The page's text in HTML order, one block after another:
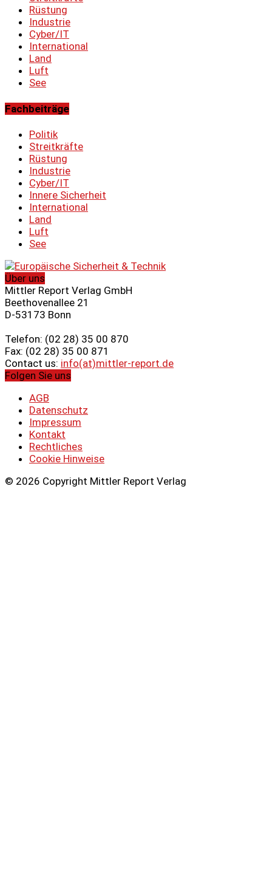
Rüstung
Industrie
Cyber/IT
International
Land
Luft
See
Fachbeiträge
Politik
Streitkräfte
Rüstung
Industrie
Cyber/IT
Innere Sicherheit
International
Land
Luft
See
Über uns
Mittler Report Verlag GmbH
Beethovenallee 21
D-53173 Bonn
Telefon: (02 28) 35 00 870
Fax: (02 28) 35 00 871
Contact us: info(at)mittler-report.de
Folgen Sie uns
AGB
Datenschutz
Impressum
Kontakt
Rechtliches
Cookie Hinweise
© 2026 Copyright Mittler Report Verlag